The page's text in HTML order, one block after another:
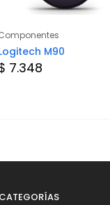
M90
7.348
CATEGORÍAS